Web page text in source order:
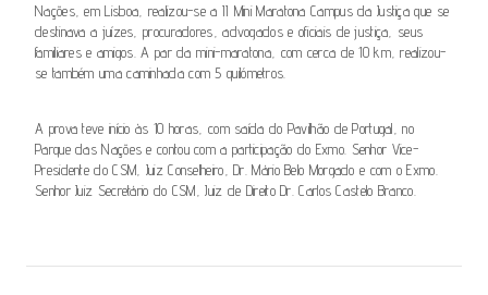
Nações, em Lisboa, realizou-se a II Mini Maratona Campus da Justiça que se
destinava a juízes, procuradores, advogados e oficiais de justiça, seus
familiares e amigos. A par da mini-maratona, com cerca de 10 km, realizou-
se também uma caminhada com 5 quilómetros.
A prova teve início às 10 horas, com saída do Pavilhão de Portugal, no
Parque das Nações e contou com a participação do Exmo. Senhor Vice-
Presidente do CSM, Juiz Conselheiro, Dr. Mário Belo Morgado e com o Exmo.
Senhor Juiz Secretário do CSM, Juiz de Direito Dr. Carlos Castelo Branco.